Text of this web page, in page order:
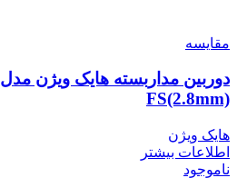
مقایسه
FS(2.8mm)
هایک ویژن
اطلاعات بیشتر
ناموجود